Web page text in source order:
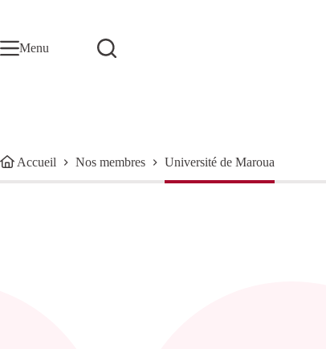
Menu
Accueil Nos membres Université de Maroua